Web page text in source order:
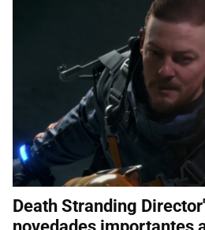
Death Stranding